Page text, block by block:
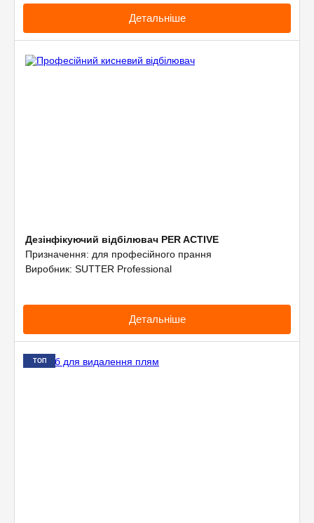
Детальніше
Дезінфікуючий відбілювач PER ACTIVE
Призначення: для професійного прання
Виробник: SUTTER Professional
Детальніше
ТОП